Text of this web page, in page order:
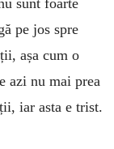
sunt foarte
pe jos spre
așa cum o
azi nu mai prea
iar asta e trist.